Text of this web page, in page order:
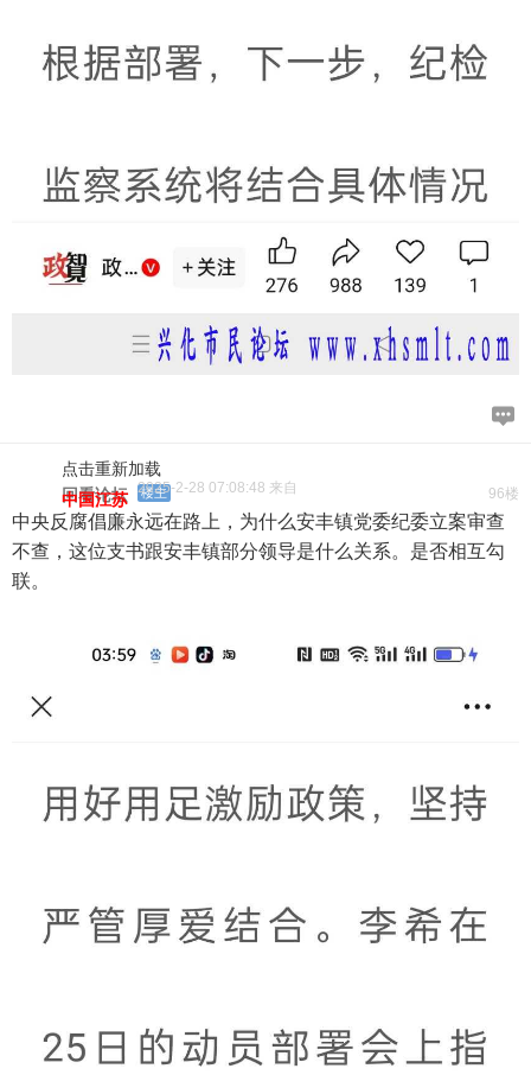
点击重新加载
96楼
回看论坛 楼主
2025-2-28 07:08:48 来自
中国江苏
中央反腐倡廉永远在路上，为什么安丰镇党委纪委立案审查
不查，这位支书跟安丰镇部分领导是什么关系。是否相互勾
联。